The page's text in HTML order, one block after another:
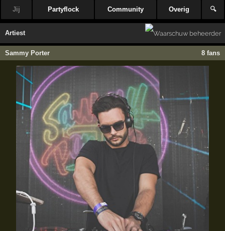
Jij Partyflock Community Overig 🔍
Artiest
Sammy Porter 8 fans